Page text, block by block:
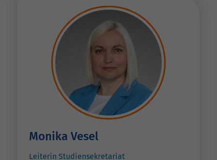
Monika Vesel
Leiterin Studiensekretariat